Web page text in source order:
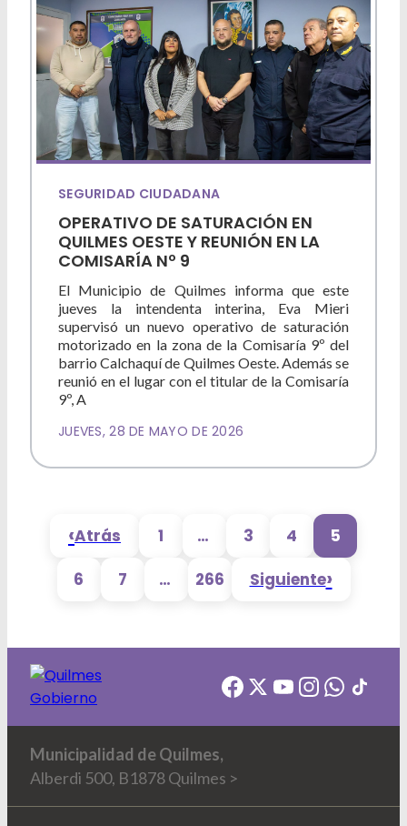
SEGURIDAD CIUDADANA
OPERATIVO DE SATURACIÓN EN
QUILMES OESTE Y REUNIÓN EN LA
COMISARÍA Nº 9
El Municipio de Quilmes informa que este
jueves la intendenta interina, Eva Mieri
supervisó un nuevo operativo de saturación
motorizado en la zona de la Comisaría 9º del
barrio Calchaquí de Quilmes Oeste. Además se
reunió en el lugar con el titular de la Comisaría
9º, A
JUEVES, 28 DE MAYO DE 2026
‹Atrás 1 … 3 4
5
6
7 … 266 Siguiente›
Municipalidad de Quilmes,
Alberdi 500, B1878 Quilmes >